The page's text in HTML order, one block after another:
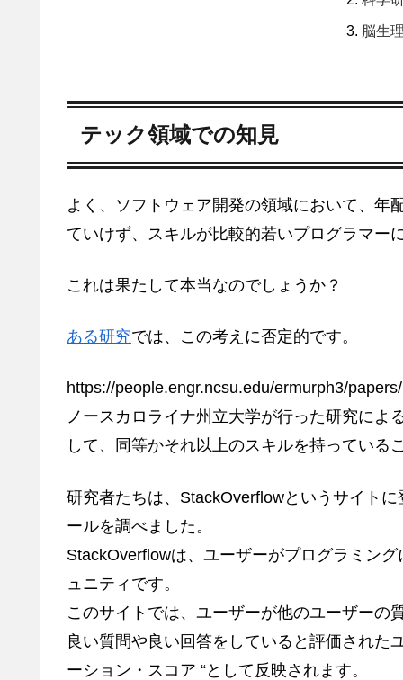
脳生
テック領域での知見
よく、ソフトウェア開発の領域において、年
ていけず、スキルが比較的若いプログラマー
これは果たして本当なのでしょうか？
ある研究では、この考えに否定的です。
https://people.engr.ncsu.edu/ermurph3/
ノースカロライナ州立大学が行った研究によ
して、同等かそれ以上のスキルを持っている
研究者たちは、StackOverflowというサイト
ールを調べました。
StackOverflowは、ユーザーがプログラミン
ュニティです。
このサイトでは、ユーザーが他のユーザーの
良い質問や良い回答をしていると評価された
ーション・スコア “として反映されます。